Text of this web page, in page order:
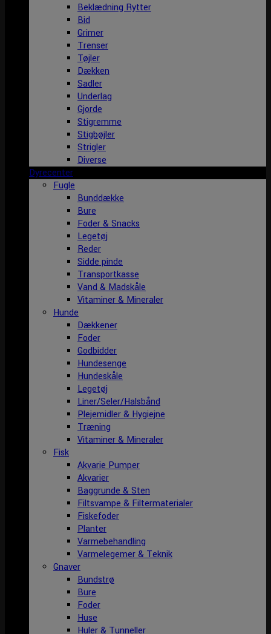
Beklædning Rytter
Bid
Grimer
Trenser
Tøjler
Dækken
Sadler
Underlag
Gjorde
Stigremme
Stigbøjler
Strigler
Diverse
Dyrecenter
Fugle
Bunddække
Bure
Foder & Snacks
Legetøj
Reder
Sidde pinde
Transportkasse
Vand & Madskåle
Vitaminer & Mineraler
Hunde
Dækkener
Foder
Godbidder
Hundesenge
Hundeskåle
Legetøj
Liner/Seler/Halsbånd
Plejemidler & Hygiejne
Træning
Vitaminer & Mineraler
Fisk
Akvarie Pumper
Akvarier
Baggrunde & Sten
Filtsvampe & Filtermaterialer
Fiskefoder
Planter
Varmebehandling
Varmelegemer & Teknik
Gnaver
Bundstrø
Bure
Foder
Huse
Huler & Tunneller